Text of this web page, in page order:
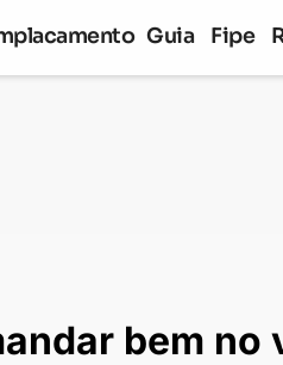
Guia Fipe
bem no